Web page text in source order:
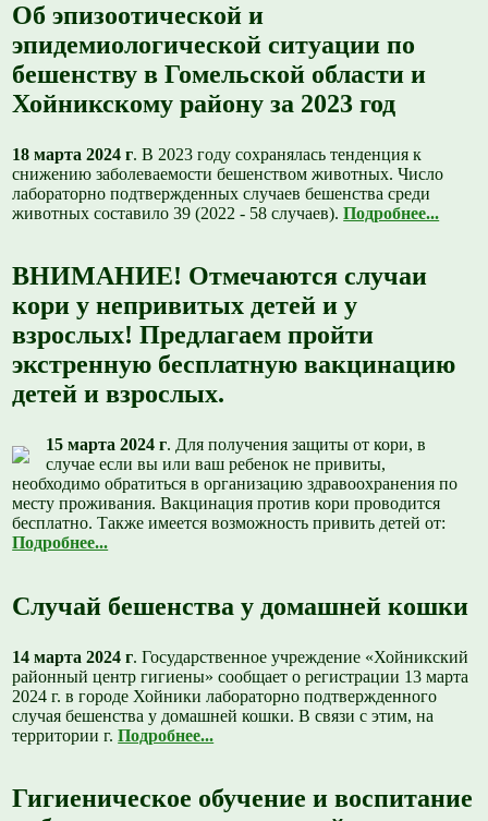
Об эпизоотической и
эпидемиологической ситуации по
бешенству в Гомельской области и
Хойникскому району за 2023 год
18 марта 2024 г. В 2023 году сохранялась тенденция к
снижению заболеваемости бешенством животных. Число
лабораторно подтвержденных случаев бешенства среди
животных составило 39 (2022 - 58 случаев).Подробнее...
ВНИМАНИЕ! Отмечаются случаи
кори у непривитых детей и у
взрослых! Предлагаем пройти
экстренную бесплатную вакцинацию
детей и взрослых.
15 марта 2024 г.Для получения защиты от кори, в
случае если вы или ваш ребенок не привиты,
необходимо обратиться в организацию здравоохранения по
месту проживания. Вакцинация против кори проводится
бесплатно. Также имеется возможность привить детей от:
Подробнее...
Случай бешенства у домашней кошки
14 марта 2024 г. Государственное учреждение «Хойникский
районный центр гигиены» сообщает о регистрации 13 марта
2024 г. в городе Хойники лабораторно подтвержденного
случая бешенства у домашней кошки. В связи с этим, на
территории г.Подробнее...
Гигиеническое обучение и воспитание